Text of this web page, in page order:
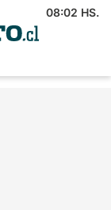
08:02 HS.